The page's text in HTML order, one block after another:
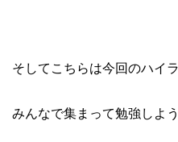
そしてこちらは今回のハイ
みんなで集まって勉強しよ